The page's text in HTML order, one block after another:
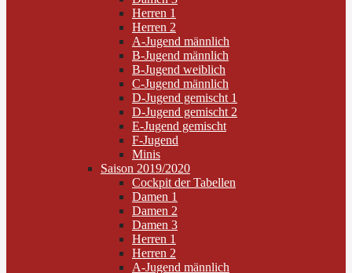
Herren 1
Herren 2
A-Jugend männlich
B-Jugend männlich
B-Jugend weiblich
C-Jugend männlich
D-Jugend gemischt 1
D-Jugend gemischt 2
E-Jugend gemischt
F-Jugend
Minis
Saison 2019/2020
Cockpit der Tabellen
Damen 1
Damen 2
Damen 3
Herren 1
Herren 2
A-Jugend männlich